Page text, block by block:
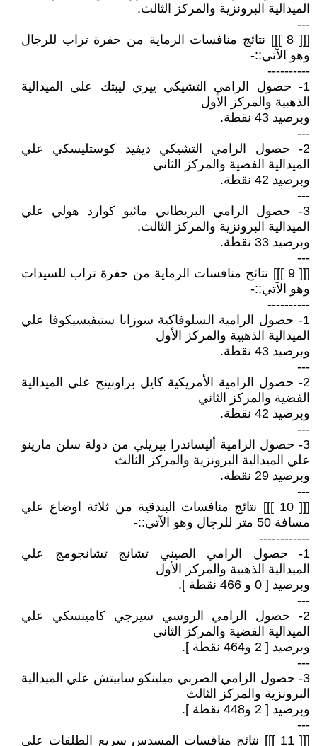
الميدالية البرونزية والمركز الثالث.
---
[[[ 8 ]]] نتائج منافسات الرماية من حفرة تراب للرجال
وهو الآتي::-
----------
1- حصول الرامي التشيكي ييري ليبتك علي الميدالية
الذهبية والمركز الأول
وبرصيد 43 نقطة.
---
2- حصول الرامي التشيكي ديفيد كوستليسكي علي
الميدالية الفضية والمركز الثاني
وبرصيد 42 نقطة.
---
3- حصول الرامي البريطاني ماثيو كوارد هولي علي
الميدالية البرونزية والمركز الثالث.
وبرصيد 33 نقطة.
---
[[[ 9 ]]] نتائج منافسات الرماية من حفرة تراب للسيدات
وهو الآتي::-
----------
1- حصول الرامية السلوفاكية سوزانا ستيفيسيكوفا علي
الميدالية الذهبية والمركز الأول
وبرصيد 43 نقطة.
---
2- حصول الرامية الأمريكية كايل براونينج علي الميدالية
الفضية والمركز الثاني
وبرصيد 42 نقطة.
---
3- حصول الرامية أليساندرا بيريلي من دولة سلن مارينو
علي الميدالية البرونزية والمركز الثالث
وبرصيد 29 نقطة.
---
[[[ 10 ]]] نتائج منافسات البندقية من ثلاثة اوضاع علي
مسافة 50 متر للرجال وهو الآتي::-
------------
1- حصول الرامي الصيني تشانج تشانجومج علي
الميدالية الذهبية والمركز الأول
وبرصيد [ 0 و 466 نقطة ].
---
2- حصول الرامي الروسي سيرجي كامينسكي علي
الميدالية الفضية والمركز الثاني
وبرصيد [ 2 و464 نقطة ].
---
3- حصول الرامي الصربي ميلينكو سابيتش علي الميدالية
البرونزية والمركز الثالث
وبرصيد [ 2 و448 نقطة ].
---
[[[ 11 ]]] نتائج منافسات المسدس سريع الطلقات علي